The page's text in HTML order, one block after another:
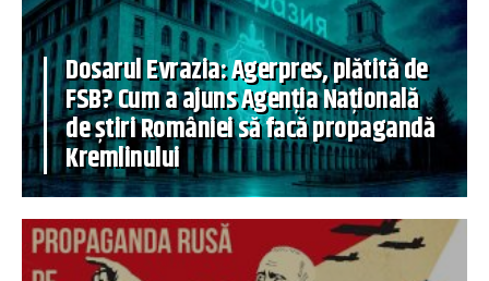
Dosarul Evrazia: Agerpres, plătită de
FSB? Cum a ajuns Agenția Națională
de știri României să facă propagandă
Kremlinului